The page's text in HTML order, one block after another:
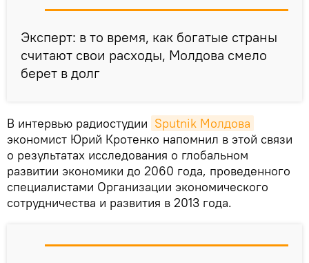
Эксперт: в то время, как богатые страны
считают свои расходы, Молдова смело
берет в долг
В интервью радиостудии Sputnik Молдова
экономист Юрий Кротенко напомнил в этой связи
о результатах исследования о глобальном
развитии экономики до 2060 года, проведенного
специалистами Организации экономического
сотрудничества и развития в 2013 года.